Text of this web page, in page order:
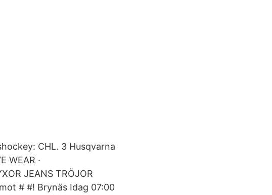
CHL. 3 Husqvarna
WEAR ·
JEANS TRÖJOR
# #! Brynäs Idag 07:00